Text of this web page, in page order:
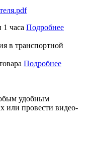
1 часа Подробнее
в транспортной
Подробнее
удобным
или провести видео-